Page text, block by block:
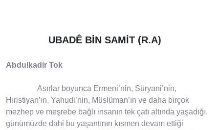
UBADÊ BİN SAMİT (R.A)
Abdulkadir Tok
Asırlar boyunca Ermeni’nin, Süryani’nin,
Hıristiyan’ın, Yahudi’nin, Müslüman’ın ve daha birçok
mezhep ve meşrebe bağlı insanın tek çatı altında yaşadığı,
günümüzde dahi bu yaşantının kısmen devam ettiği